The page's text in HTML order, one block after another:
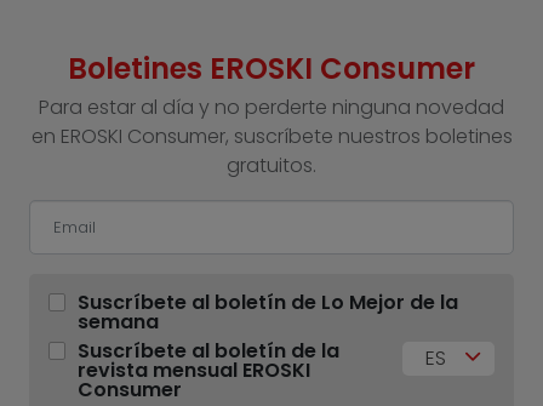
Boletines EROSKI Consumer
Para estar al día y no perderte ninguna novedad
en EROSKI Consumer, suscríbete nuestros boletines
gratuitos.
Suscríbete al boletín de Lo Mejor de la
semana
Suscríbete al boletín de la
revista mensual EROSKI
Consumer
ES